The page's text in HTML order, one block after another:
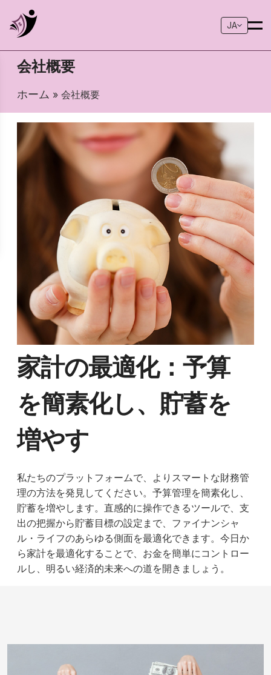
JA
会社概要
ホーム » 会社概要
家計の最適化：予算
を簡素化し、貯蓄を
増やす
私たちのプラットフォームで、よりスマートな財務管
理の方法を発見してください。予算管理を簡素化し、
貯蓄を増やします。直感的に操作できるツールで、支
出の把握から貯蓄目標の設定まで、ファイナンシャ
ル・ライフのあらゆる側面を最適化できます。今日か
ら家計を最適化することで、お金を簡単にコントロー
ルし、明るい経済的未来への道を開きましょう。